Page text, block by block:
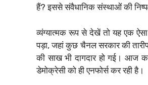
हैं? इससे संवैधानिक संस्थाओं की
व्यंग्यात्मक रूप से देखें तो यह एक ऐसा
पड़ा, जहां कुछ चैनल सरकार की
की साख भी दागदार हो गई। आज
डेमोक्रेसी को ही एनफोर्स कर रही है।